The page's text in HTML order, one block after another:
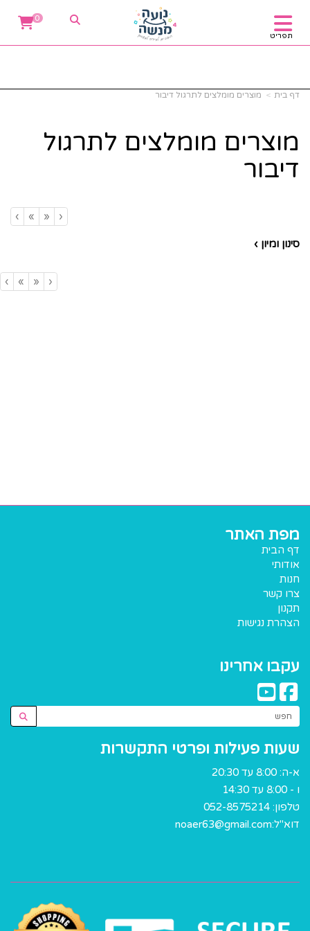
תפריט
0
דף בית מוצרים מומלצים לתרגול דיבור
מוצרים מומלצים לתרגול
דיבור
‹
«
»
›
סינון ומיון ›
‹
«
»
›
מפת האתר
דף הבית
אודותי
חנות
צרו קשר
תקנון
הצהרת נגישות
עקבו אחרינו
שעות פעילות ופרטי התקשרות
א-ה: 8:00 עד 20:30
ו - 8:00 עד 14:30
טלפון: 052-8575214
דוא"ל:noaer63@gmail.com